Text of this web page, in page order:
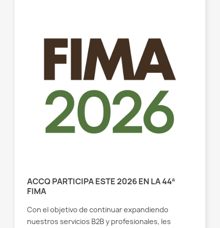
ACCQ PARTICIPA ESTE 2026 EN LA 44ª
FIMA
Con el objetivo de continuar expandiendo
nuestros servicios B2B y profesionales, les